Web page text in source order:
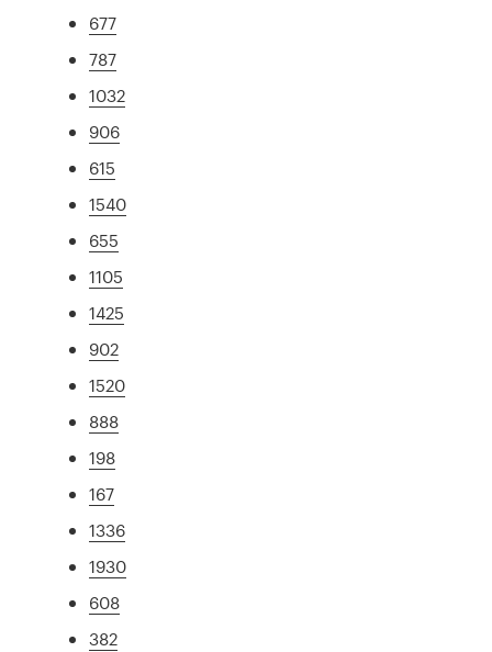
677
787
1032
906
615
1540
655
1105
1425
902
1520
888
198
167
1336
1930
608
382